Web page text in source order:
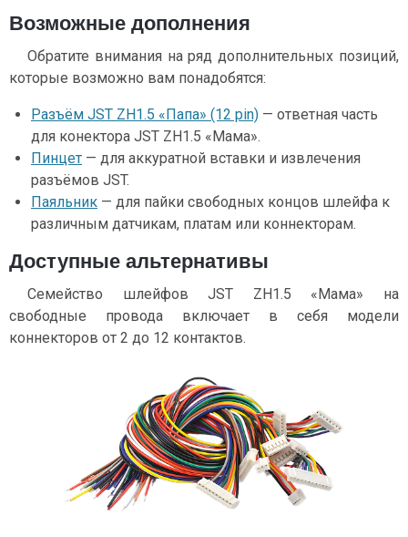
Возможные дополнения
Обратите внимания на ряд дополнительных позиций,
которые возможно вам понадобятся:
Разъём JST ZH1.5 «Папа» (12 pin) — ответная часть
для конектора JST ZH1.5 «Мама».
Пинцет — для аккуратной вставки и извлечения
разъёмов JST.
Паяльник — для пайки свободных концов шлейфа к
различным датчикам, платам или коннекторам.
Доступные альтернативы
Семейство шлейфов JST ZH1.5 «Мама» на
свободные провода включает в себя модели
коннекторов от 2 до 12 контактов.